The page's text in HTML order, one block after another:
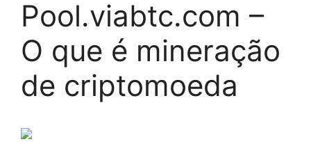
Pool.viabtc.com –
O que é mineração
de criptomoeda